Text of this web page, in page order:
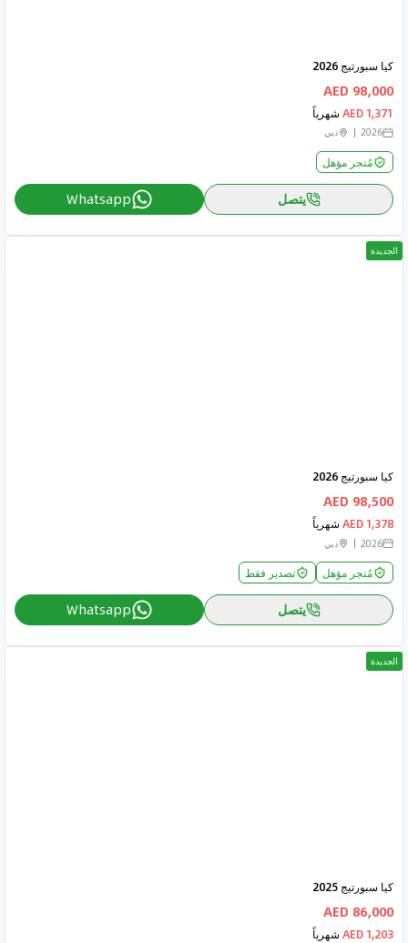
كيا سبورتيج 2026
98,000 AED
1,371 AED شهرياً
2026 دبي
مُتجر مؤهل
يتصل Whatsapp
الجديدة
كيا سبورتيج 2026
98,500 AED
1,378 AED شهرياً
2026 دبي
مُتجر مؤهل تصدير فقط
يتصل Whatsapp
الجديدة
كيا سبورتيج 2025
86,000 AED
1,203 AED شهرياً